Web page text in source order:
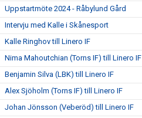
Uppstartmöte 2024 - Råbylund Gård
Intervju med Kalle i Skånesport
Kalle Ringhov till Linero IF
Nima Mahoutchian (Torns IF) till Linero IF
Benjamin Silva (LBK) till Linero IF
Alex Sjöholm (Torns IF) till Linero IF
Johan Jönsson (Veberöd) till Linero IF